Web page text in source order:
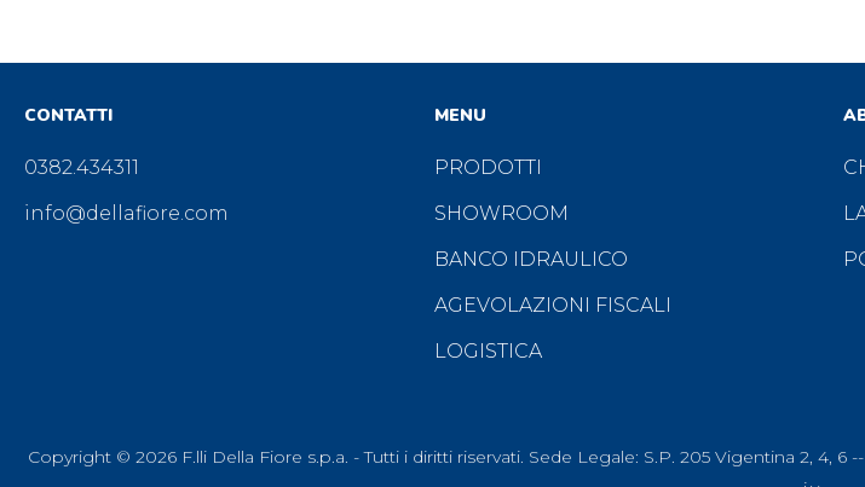
CONTATTI
0382.434311
info@dellafiore.com
MENU
PRODOTTI
SHOWROOM
BANCO IDRAULICO
AGEVOLAZIONI FISCALI
LOGISTICA
Copyright © 2026 F.lli Della Fiore s.p.a. - Tutti i diritti riservati. Sede Legale: S.P. 205 Vigentina 2, 4,